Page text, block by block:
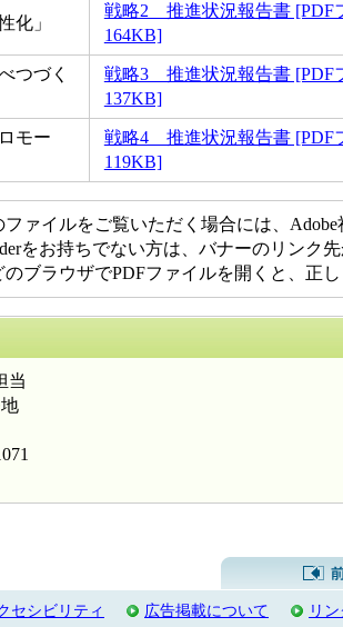
化」
戦略2 推進状況報告書 [PDF
164KB]
つづく
戦略3 推進状況報告書 [PDF
137KB]
モー
戦略4 推進状況報告書 [PDF
119KB]
ァイルをご覧いただく場合には、Adobe
をお持ちでない方は、バナーのリンク
のブラウザでPDFファイルを開くと、正
当
セシビリティ 広告掲載について リ